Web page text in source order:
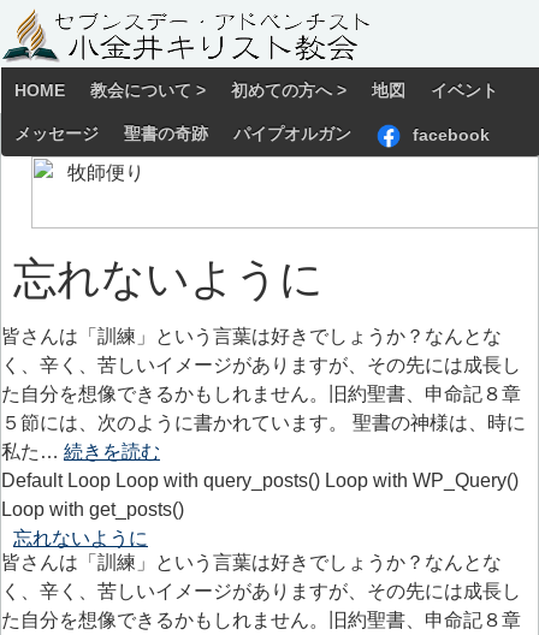
HOME 教会について > 初めての方へ > 地図 イベント
メッセージ 聖書の奇跡 パイプオルガン facebook
忘れないように
皆さんは「訓練」という言葉は好きでしょうか？なんとな
く、辛く、苦しいイメージがありますが、その先には成長し
た自分を想像できるかもしれません。旧約聖書、申命記８章
５節には、次のように書かれています。 聖書の神様は、時に
私た… 続きを読む
Default Loop Loop with query_posts() Loop with WP_Query()
Loop with get_posts()
忘れないように
皆さんは「訓練」という言葉は好きでしょうか？なんとな
く、辛く、苦しいイメージがありますが、その先には成長し
た自分を想像できるかもしれません。旧約聖書、申命記８章